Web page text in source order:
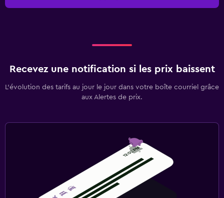
Recevez une notification si les prix baissent
L’évolution des tarifs au jour le jour dans votre boîte courriel grâce
aux Alertes de prix.